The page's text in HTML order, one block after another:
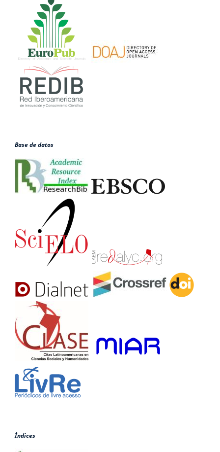
Base de datos
Índices